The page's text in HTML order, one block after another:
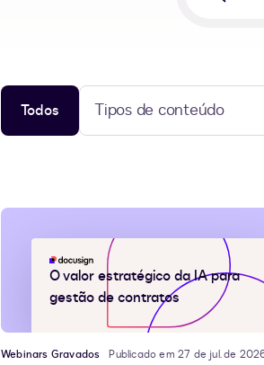
Todos Tipos de conteúdo
O valor estratégico da IA para
gestão de contratos
Webinars Gravados Publicado em 27 de jul. de